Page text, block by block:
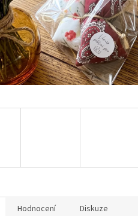
Hodnocení Diskuze